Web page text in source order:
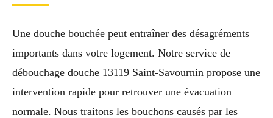
Une douche bouchée peut entraîner des désagréments
importants dans votre logement. Notre service de
débouchage douche 13119 Saint-Savournin propose une
intervention rapide pour retrouver une évacuation
normale. Nous traitons les bouchons causés par les